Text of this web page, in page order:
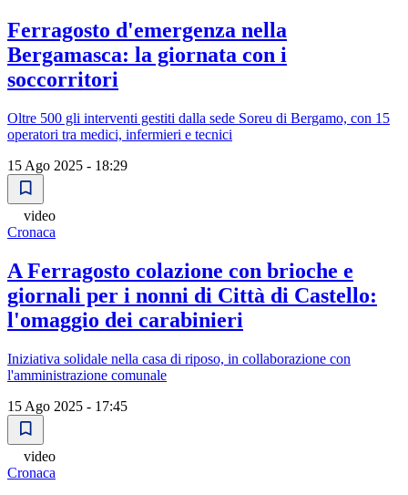
Ferragosto d'emergenza nella
Bergamasca: la giornata con i
soccorritori
Oltre 500 gli interventi gestiti dalla sede Soreu di Bergamo, con 15
operatori tra medici, infermieri e tecnici
15 Ago 2025 - 18:29
video
Cronaca
A Ferragosto colazione con brioche e
giornali per i nonni di Città di Castello:
l'omaggio dei carabinieri
Iniziativa solidale nella casa di riposo, in collaborazione con
l'amministrazione comunale
15 Ago 2025 - 17:45
video
Cronaca